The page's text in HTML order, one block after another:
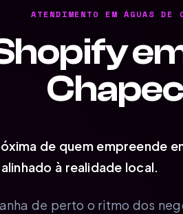
ATENDIMENTO EM ÁGUAS DE
de quem empreende
à realidade local.
de perto o ritmo dos